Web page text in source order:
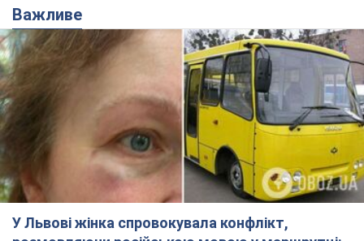
Важливе
У Львові жінка спровокувала конфлікт,